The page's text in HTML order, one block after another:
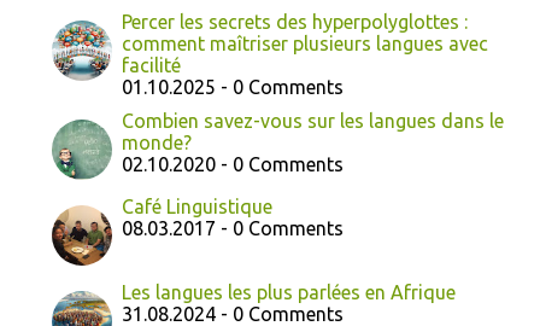
Percer les secrets des hyperpolyglottes :
comment maîtriser plusieurs langues avec
facilité
01.10.2025 - 0 Comments
Combien savez-vous sur les langues dans le
monde?
02.10.2020 - 0 Comments
Café Linguistique
08.03.2017 - 0 Comments
Les langues les plus parlées en Afrique
31.08.2024 - 0 Comments